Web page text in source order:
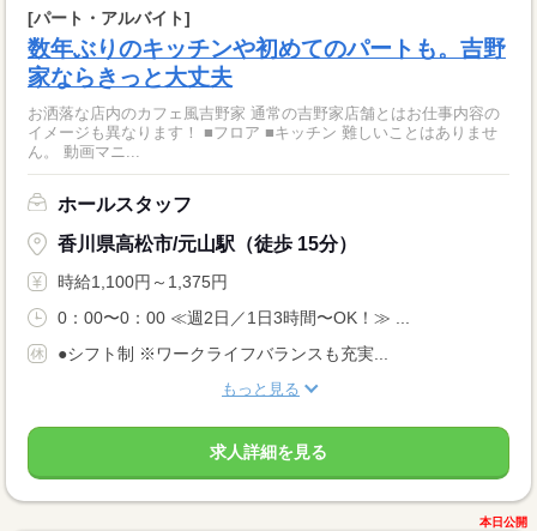
[パート・アルバイト]
数年ぶりのキッチンや初めてのパートも。吉野
家ならきっと大丈夫
お洒落な店内のカフェ風吉野家 通常の吉野家店舗とはお仕事内容の
イメージも異なります！ ■フロア ■キッチン 難しいことはありませ
ん。 動画マニ...
ホールスタッフ
香川県高松市/元山駅（徒歩 15分）
時給1,100円～1,375円
0：00〜0：00 ≪週2日／1日3時間〜OK！≫ ...
●シフト制 ※ワークライフバランスも充実...
もっと見る
求人詳細を見る
本日公開